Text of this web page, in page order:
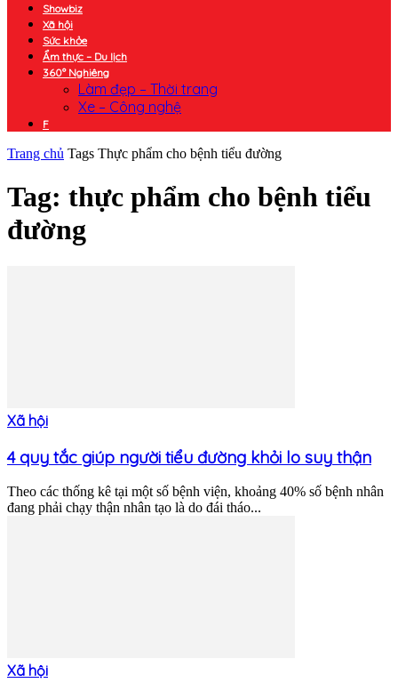
Showbiz
Xã hội
Sức khỏe
Ẩm thực – Du lịch
360° Nghiêng
Làm đẹp – Thời trang
Xe – Công nghệ
F
Trang chủ Tags Thực phẩm cho bệnh tiểu đường
Tag: thực phẩm cho bệnh tiểu
đường
Xã hội
4 quy tắc giúp người tiểu đường khỏi lo suy thận
Theo các thống kê tại một số bệnh viện, khoảng 40% số bệnh nhân
đang phải chạy thận nhân tạo là do đái tháo...
Xã hội